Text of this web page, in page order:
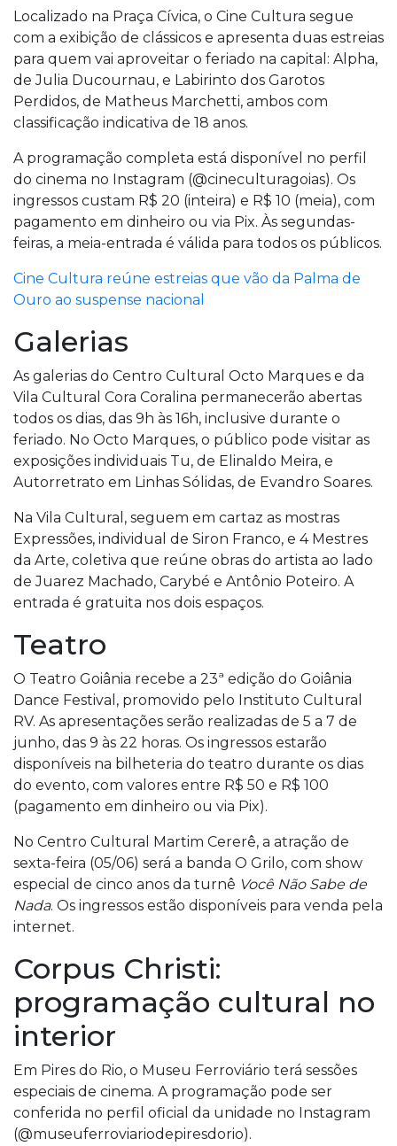
Localizado na Praça Cívica, o Cine Cultura segue
com a exibição de clássicos e apresenta duas estreias
para quem vai aproveitar o feriado na capital: Alpha,
de Julia Ducournau, e Labirinto dos Garotos
Perdidos, de Matheus Marchetti, ambos com
classificação indicativa de 18 anos.
A programação completa está disponível no perfil
do cinema no Instagram (@cineculturagoias). Os
ingressos custam R$ 20 (inteira) e R$ 10 (meia), com
pagamento em dinheiro ou via Pix. Às segundas-
feiras, a meia-entrada é válida para todos os públicos.
Cine Cultura reúne estreias que vão da Palma de
Ouro ao suspense nacional
Galerias
As galerias do Centro Cultural Octo Marques e da
Vila Cultural Cora Coralina permanecerão abertas
todos os dias, das 9h às 16h, inclusive durante o
feriado. No Octo Marques, o público pode visitar as
exposições individuais Tu, de Elinaldo Meira, e
Autorretrato em Linhas Sólidas, de Evandro Soares.
Na Vila Cultural, seguem em cartaz as mostras
Expressões, individual de Siron Franco, e 4 Mestres
da Arte, coletiva que reúne obras do artista ao lado
de Juarez Machado, Carybé e Antônio Poteiro. A
entrada é gratuita nos dois espaços.
Teatro
O Teatro Goiânia recebe a 23ª edição do Goiânia
Dance Festival, promovido pelo Instituto Cultural
RV. As apresentações serão realizadas de 5 a 7 de
junho, das 9 às 22 horas. Os ingressos estarão
disponíveis na bilheteria do teatro durante os dias
do evento, com valores entre R$ 50 e R$ 100
(pagamento em dinheiro ou via Pix).
No Centro Cultural Martim Cererê, a atração de
sexta-feira (05/06) será a banda O Grilo, com show
especial de cinco anos da turnê Você Não Sabe de
Nada. Os ingressos estão disponíveis para venda pela
internet.
Corpus Christi:
programação cultural no
interior
Em Pires do Rio, o Museu Ferroviário terá sessões
especiais de cinema. A programação pode ser
conferida no perfil oficial da unidade no Instagram
(@museuferroviariodepiresdorio).